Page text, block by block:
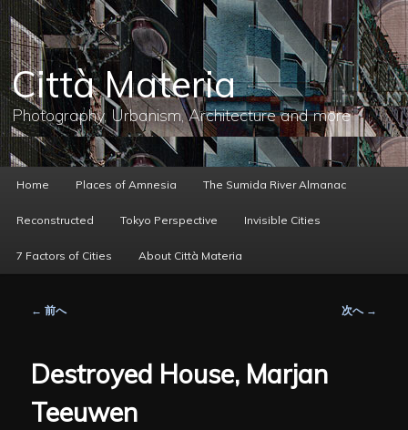
メ
イ
ン
コ
ン
テ
ン
へ
移
動
Città Materia
Photography, Urbanism, Architecture and more
ー
Home Places of Amnesia The Sumida River Almanac
Reconstructed Tokyo Perspective Invisible Cities
7 Factors of Cities About Città Materia
ビ
ゲ
← 前へ 次へ →
Destroyed House, Marjan
Teeuwen